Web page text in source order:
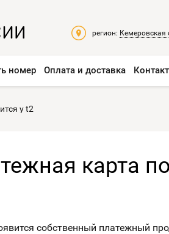
регион: Кемеровская
номер Оплата и доставка
у t2
карта
собственный платежный